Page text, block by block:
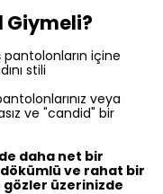
Giymeli?
içine
stili
veya
ve "candid" bir
daha net bir
ve rahat bir
gözler üzerinizde